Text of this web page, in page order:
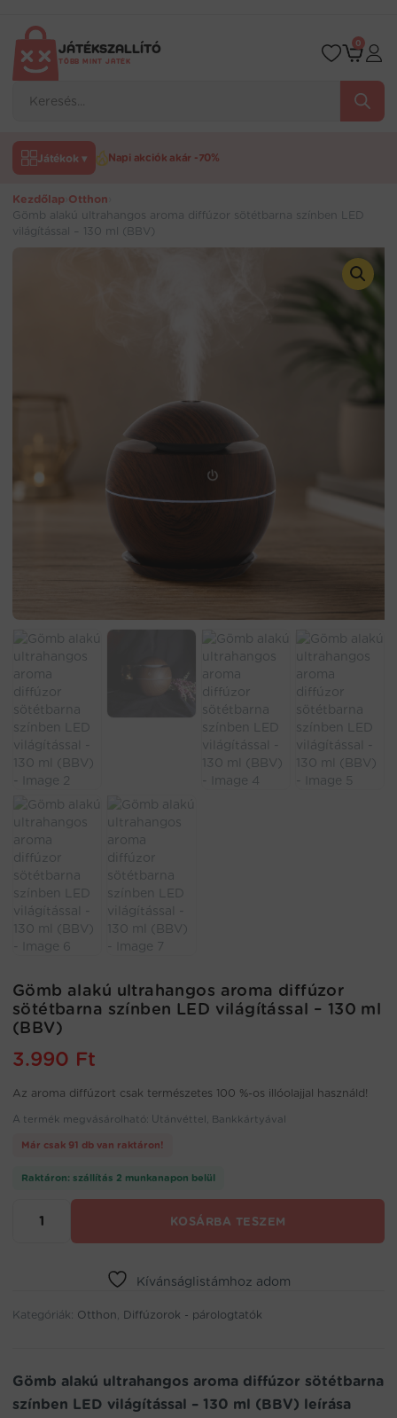
tartalomraJÁTÉKSZALLÍTÓ
TÖBB MINT JÁTÉK
search
0
Játékok ▾ Napi akciók akár -70%
Kezdőlap Otthon
Gömb alakú ultrahangos aroma diffúzor sötétbarna színben LED
világítással – 130 ml (BBV)
Gömb alakú ultrahangos aroma diffúzor
sötétbarna színben LED világítással – 130 ml
(BBV)
3.990 Ft
Az aroma diffúzort csak természetes 100 %-os illóolajjal használd!
A termék megvásárolható: Utánvéttel, Bankkártyával
Már csak 91 db van raktáron!
Raktáron: szállítás 2 munkanapon belül
alakú
ultrahangos
színben
130
ml
KOSÁRBA TESZEM
Kívánságlistámhoz adom
Kategóriák: Otthon, Diffúzorok - párologtatók
Gömb alakú ultrahangos aroma diffúzor sötétbarna
színben LED világítással – 130 ml (BBV) leírása